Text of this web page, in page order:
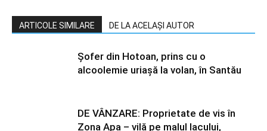
ARTICOLE SIMILARE DE LA ACELAȘI AUTOR
Șofer din Hotoan, prins cu o
alcoolemie uriașă la volan, în Santău
DE VÂNZARE: Proprietate de vis în
Zona Apa – vilă pe malul lacului,